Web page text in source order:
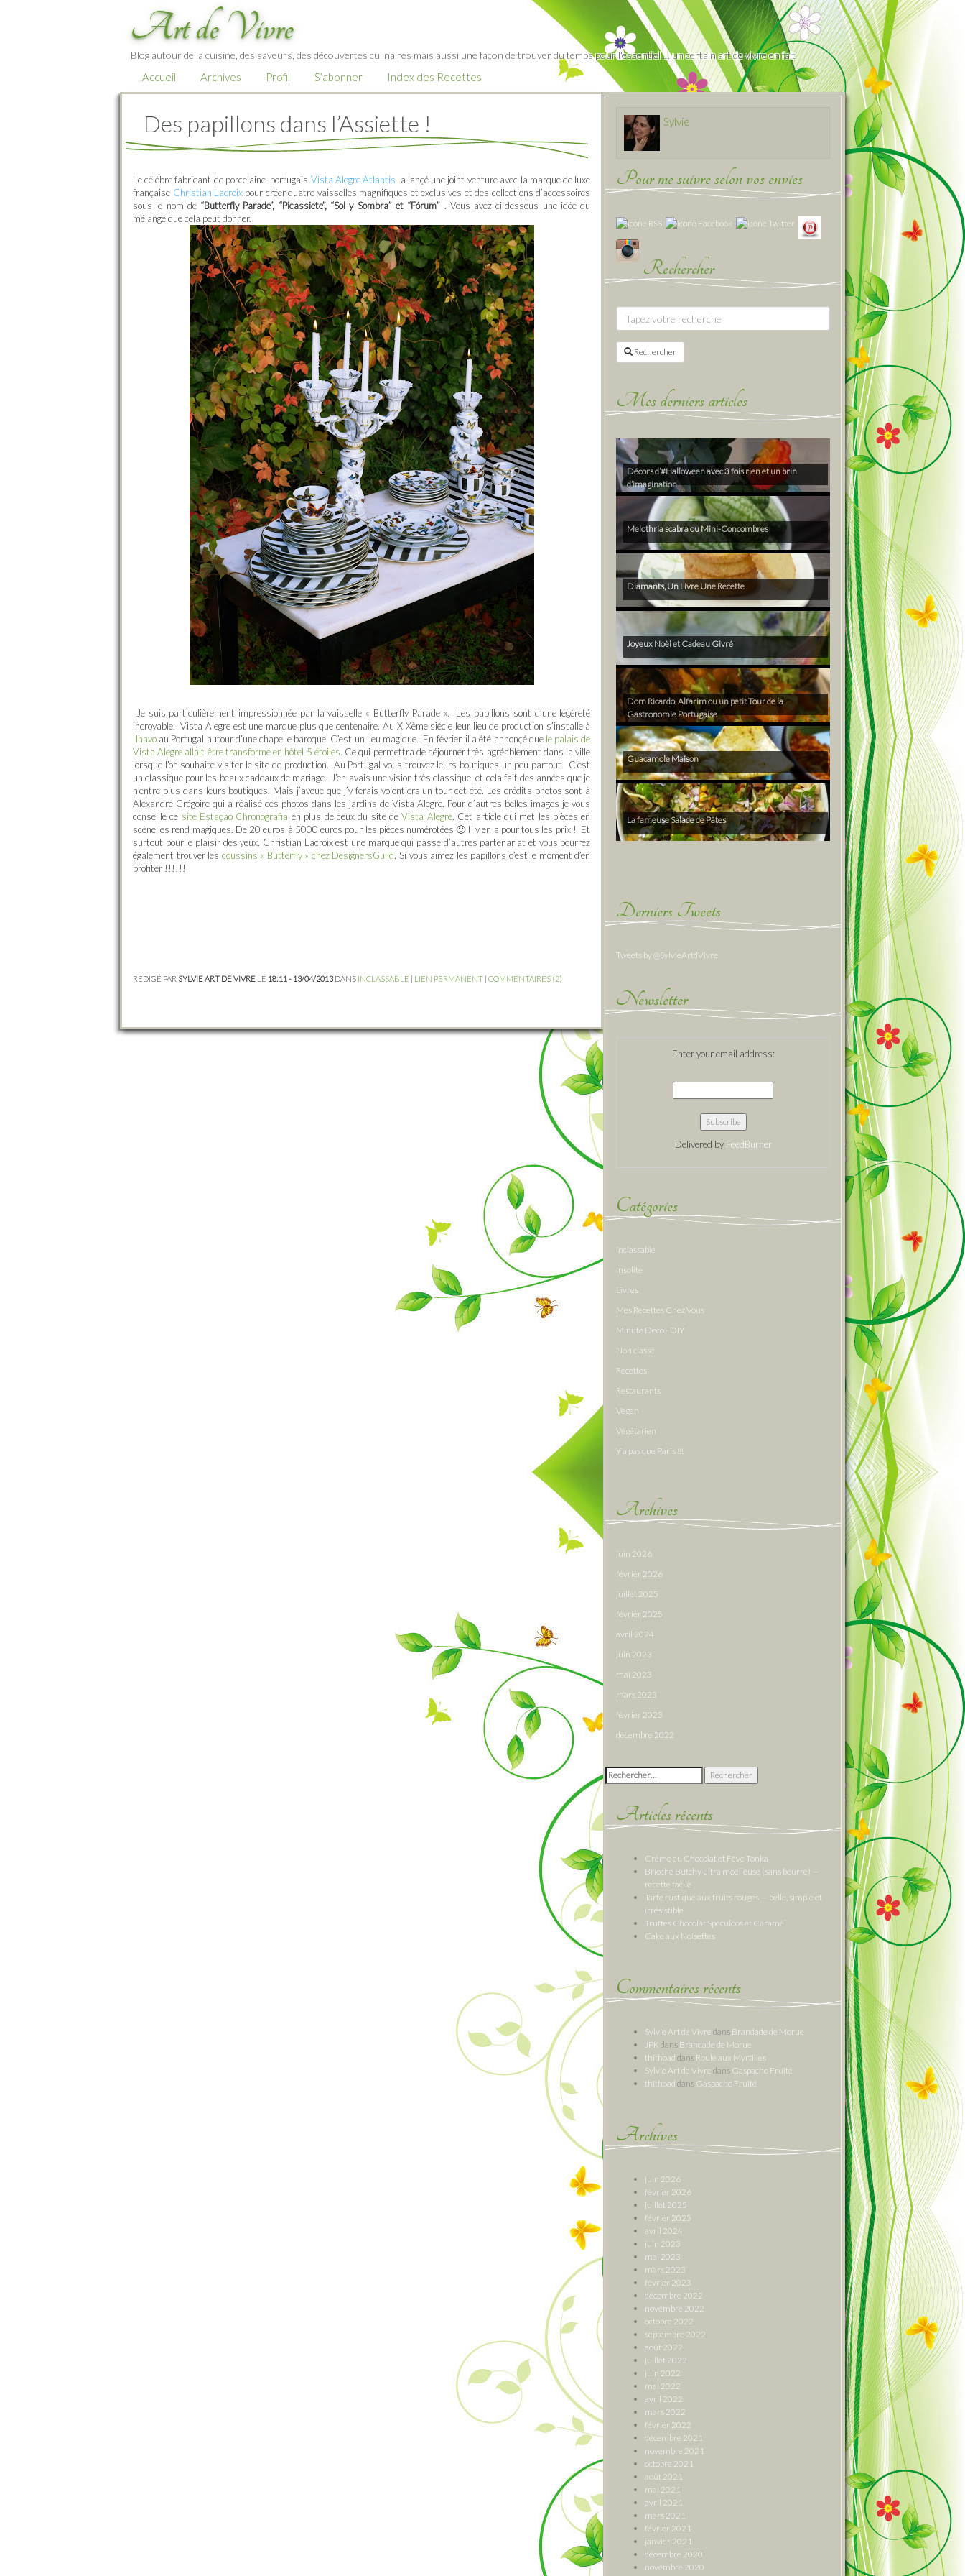
Art de Vivre
Blog autour de la cuisine, des saveurs, des découvertes culinaires mais aussi une façon de trouver du temps pour l'essentiel … un certain art de vivre en fait
Accueil Archives Profil S’abonner Index des Recettes
Des papillons dans l’Assiette !
Le célèbre fabricant de porcelaine portugais Vista Alegre Atlantis a lançé une joint-venture avec la marque de luxe
française Christian Lacroix pour créer quatre vaisselles magnifiques et exclusives et des collections d’accessoires
sous le nom de “Butterfly Parade”, “Picassiete”, “Sol y Sombra” et “Fórum” . Vous avez ci-dessous une idée du
mélange que cela peut donner.
Je suis particulièrement impressionnée par la vaisselle « Butterfly Parade ». Les papillons sont d’une légèreté
incroyable. Vista Alegre est une marque plus que centenaire. Au XIXème siècle leur lieu de production s’installe à
Ilhavo au Portugal autour d’une chapelle baroque. C’est un lieu magique. En février, il a été annonçé quele palais de
Vista Alegre allait être transformé en hôtel 5 étoiles. Ce qui permettra de séjournér très agréablement dans la ville
lorsque l’on souhaite visiter le site de production. Au Portugal vous trouvez leurs boutiques un peu partout. C’est
un classique pour les beaux cadeaux de mariage. J’en avais une vision très classique et cela fait des années que je
n’entre plus dans leurs boutiques. Mais j’avoue que j’y ferais volontiers un tour cet été. Les crédits photos sont à
Alexandre Grégoire qui a réalisé ces photos dans les jardins de Vista Alegre. Pour d’autres belles images je vous
conseille ce site Estaçao Chronografia en plus de ceux du site deVista Alegre. Cet article qui met les pièces en
scène les rend magiques. De 20 euros à 5000 euros pour les pièces numérotées 🙂 Il y en a pour tous les prix ! Et
surtout pour le plaisir des yeux. Christian Lacroix est une marque qui passe d’autres partenariat et vous pourrez
également trouver les coussins « Butterfly » chez DesignersGuild. Si vous aimez les papillons c’est le moment d’en
profiter !!!!!!
RÉDIGÉ PAR SYLVIE ART DE VIVRE LE 18:11 - 13/04/2013DANS INCLASSABLE | LIEN PERMANENT | COMMENTAIRES (2)
Sylvie
Pour me suivre selon vos envies
Rechercher
Rechercher
Mes derniers articles
Décors d’#Halloween avec 3 fois rien et un brin
d’imagination
Melothria scabra ou Mini-Concombres
Diamants, Un Livre Une Recette
Joyeux Noël et Cadeau Givré
Dom Ricardo, Alfarim ou un petit Tour de la
Gastronomie Portugaise
Guacamole Maison
La fameuse Salade de Pâtes
Derniers Tweets
Tweets by @SylvieArtdVivre
Newsletter
Enter your email address:
Delivered by FeedBurner
Catégories
Inclassable
Insolite
Livres
Mes Recettes Chez Vous
Minute Deco - DIY
Non classé
Recettes
Restaurants
Vegan
Végétarien
Y a pas que Paris !!!
Archives
juin 2026
février 2026
juillet 2025
février 2025
avril 2024
juin 2023
mai 2023
mars 2023
février 2023
décembre 2022
Rechercher :
Articles récents
Crème au Chocolat et Fève Tonka
Brioche Butchy ultra moelleuse (sans beurre) —
recette facile
Tarte rustique aux fruits rouges — belle, simple et
irrésistible
Truffes Chocolat Spéculoos et Caramel
Cake aux Noisettes
Commentaires récents
Sylvie Art de Vivre dans Brandade de Morue
JPK dans Brandade de Morue
thithoad dans Roulé aux Myrtilles
Sylvie Art de Vivre dans Gaspacho Fruité
thithoad dans Gaspacho Fruité
Archives
juin 2026
février 2026
juillet 2025
février 2025
avril 2024
juin 2023
mai 2023
mars 2023
février 2023
décembre 2022
novembre 2022
octobre 2022
septembre 2022
août 2022
juillet 2022
juin 2022
mai 2022
avril 2022
mars 2022
février 2022
décembre 2021
novembre 2021
octobre 2021
août 2021
mai 2021
avril 2021
mars 2021
février 2021
janvier 2021
décembre 2020
novembre 2020